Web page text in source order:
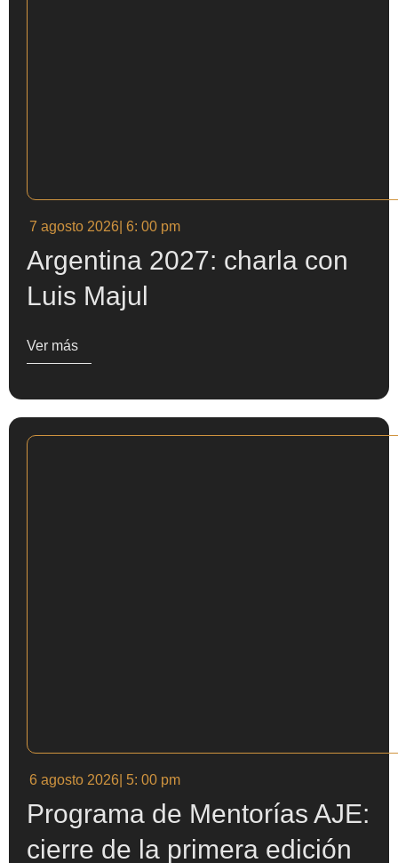
7 agosto 2026 | 6: 00 pm
Argentina 2027: charla con
Luis Majul
Ver más
6 agosto 2026 | 5: 00 pm
Programa de Mentorías AJE:
cierre de la primera edición